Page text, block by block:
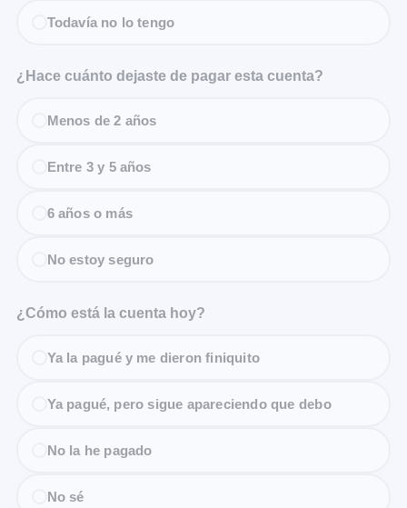
Todavía no lo tengo
¿Hace cuánto dejaste de pagar esta cuenta?
Menos de 2 años
Entre 3 y 5 años
6 años o más
No estoy seguro
¿Cómo está la cuenta hoy?
Ya la pagué y me dieron finiquito
Ya pagué, pero sigue apareciendo que debo
No la he pagado
No sé